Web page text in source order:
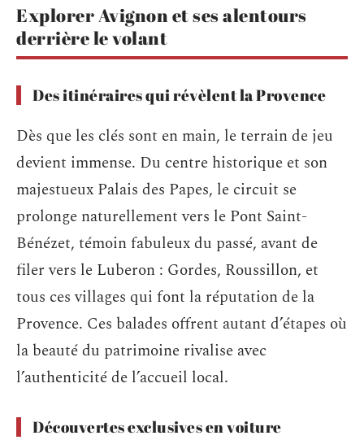
Explorer Avignon et ses alentours
derrière le volant
Des itinéraires qui révèlent la Provence
Dès que les clés sont en main, le terrain de jeu
devient immense. Du centre historique et son
majestueux Palais des Papes, le circuit se
prolonge naturellement vers le Pont Saint-
Bénézet, témoin fabuleux du passé, avant de
filer vers le Luberon : Gordes, Roussillon, et
tous ces villages qui font la réputation de la
Provence. Ces balades offrent autant d’étapes où
la beauté du patrimoine rivalise avec
l’authenticité de l’accueil local.
Découvertes exclusives en voiture